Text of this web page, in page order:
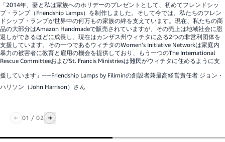
「2014年、妻と私は家族へのホリデーのプレゼントとして、初めてフレンドシッ
プ・ランプ（Friendship Lamps）を制作しました。そして今では、私たちのフレン
ドシップ・ランプが世界中の何万もの家族の絆を支えています。現在、私たちの商
品の大部分はAmazon Handmadeで販売されていますが、その売上は地域社会に恩
返しができるほどに成長し、現在はカンザス州ウィチタにある2つの非営利団体を
支援しています。その一つであるウィチタのWomen's Initiative Networkは家庭内
暴力の被害者に教育と雇用の機会を提供しており、もう一つのThe International
Rescue CommitteeおよびSt. Francis Ministriesは難民がウィチタに住めるように支
援しています」──Friendship Lamps by Filiminの創設者兼最高経営責任者 ジョン・
ハリソン（John Harrison）さん
01 / 02